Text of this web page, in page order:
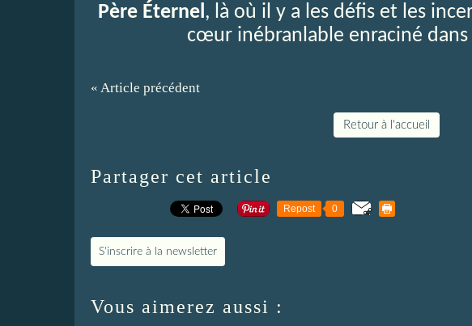
Père Éternel, là où il y a les défis et les
cœur inébranlable enraciné dans
« Article précédent
Retour à l'accueil
Partager cet article
Repost 0
S'inscrire à la newsletter
Vous aimerez aussi :